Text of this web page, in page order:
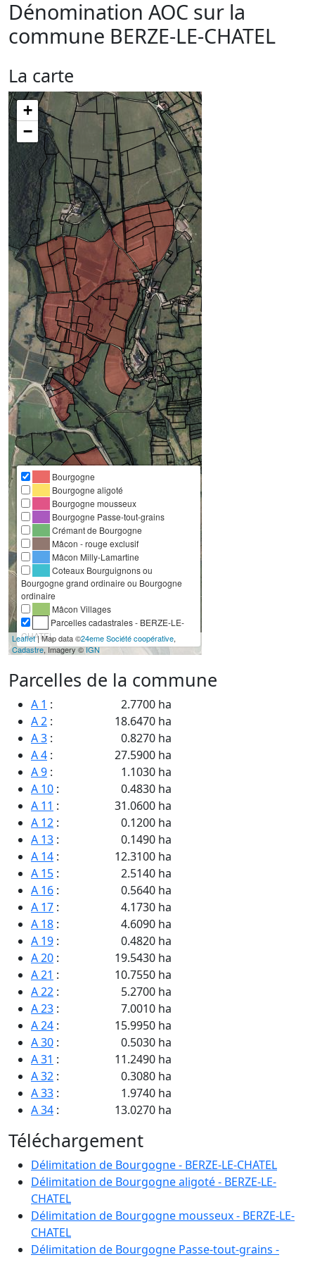
Dénomination AOC sur la
commune BERZE-LE-CHATEL
La carte
+
−
Bourgogne
Bourgogne aligoté
Bourgogne mousseux
Bourgogne Passe-tout-grains
Crémant de Bourgogne
Mâcon - rouge exclusif
Mâcon Milly-Lamartine
Coteaux Bourguignons ou
Bourgogne grand ordinaire ou Bourgogne
ordinaire
Mâcon Villages
Parcelles cadastrales - BERZE-LE-
CHATEL
Leaflet| Map data ©24eme Société coopérative,
Cadastre, Imagery ©IGN
Parcelles de la commune
A 1 :
2.7700 ha
A 2 :
18.6470 ha
A 3 :
0.8270 ha
A 4 :
27.5900 ha
A 9 :
1.1030 ha
A 10 :
0.4830 ha
A 11 :
31.0600 ha
A 12 :
0.1200 ha
A 13 :
0.1490 ha
A 14 :
12.3100 ha
A 15 :
2.5140 ha
A 16 :
0.5640 ha
A 17 :
4.1730 ha
A 18 :
4.6090 ha
A 19 :
0.4820 ha
A 20 :
19.5430 ha
A 21 :
10.7550 ha
A 22 :
5.2700 ha
A 23 :
7.0010 ha
A 24 :
15.9950 ha
A 30 :
0.5030 ha
A 31 :
11.2490 ha
A 32 :
0.3080 ha
A 33 :
1.9740 ha
A 34 :
13.0270 ha
A 36:
21.9000 ha
A 37:
3.2330 ha
A 38:
6.7690 ha
A 41:
A 45:
27.1400 ha
A 46:
A 47:
0.9500 ha
Téléchargement
Délimitation de Bourgogne - BERZE-LE-CHATEL
Délimitation de Bourgogne aligoté - BERZE-LE-
CHATEL
Délimitation de Bourgogne mousseux - BERZE-LE-
CHATEL
Délimitation de Bourgogne Passe-tout-grains -